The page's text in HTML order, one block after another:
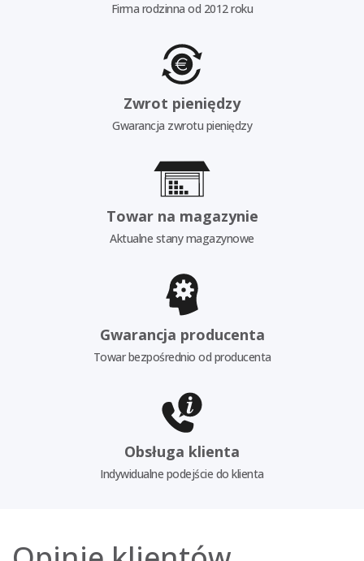
Firma rodzinna od 2012 roku
Zwrot pieniędzy
Gwarancja zwrotu pieniędzy
Towar na magazynie
Aktualne stany magazynowe
Gwarancja producenta
Towar bezpośrednio od producenta
Obsługa klienta
Indywidualne podejście do klienta